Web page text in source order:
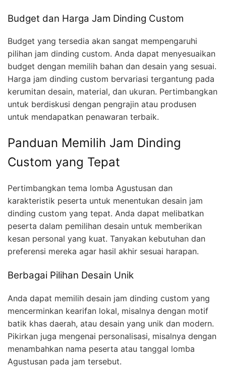
Budget dan Harga Jam Dinding Custom
Budget yang tersedia akan sangat mempengaruhi
pilihan jam dinding custom. Anda dapat menyesuaikan
budget dengan memilih bahan dan desain yang sesuai.
Harga jam dinding custom bervariasi tergantung pada
kerumitan desain, material, dan ukuran. Pertimbangkan
untuk berdiskusi dengan pengrajin atau produsen
untuk mendapatkan penawaran terbaik.
Panduan Memilih Jam Dinding
Custom yang Tepat
Pertimbangkan tema lomba Agustusan dan
karakteristik peserta untuk menentukan desain jam
dinding custom yang tepat. Anda dapat melibatkan
peserta dalam pemilihan desain untuk memberikan
kesan personal yang kuat. Tanyakan kebutuhan dan
preferensi mereka agar hasil akhir sesuai harapan.
Berbagai Pilihan Desain Unik
Anda dapat memilih desain jam dinding custom yang
mencerminkan kearifan lokal, misalnya dengan motif
batik khas daerah, atau desain yang unik dan modern.
Pikirkan juga mengenai personalisasi, misalnya dengan
menambahkan nama peserta atau tanggal lomba
Agustusan pada jam tersebut.